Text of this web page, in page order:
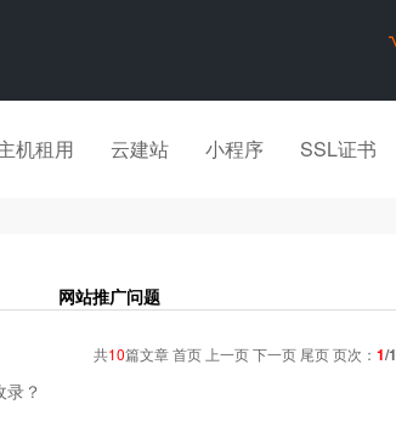
机租用 云建站 小程序 SSL证书
网站推广问题
共10篇文章 首页 上一页 下一页 尾页 页次： 1/1
？